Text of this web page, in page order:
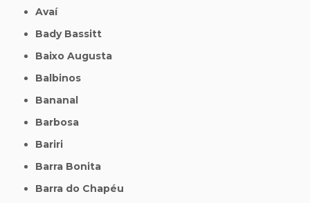
Avaí
Bady Bassitt
Baixo Augusta
Balbinos
Bananal
Barbosa
Bariri
Barra Bonita
Barra do Chapéu